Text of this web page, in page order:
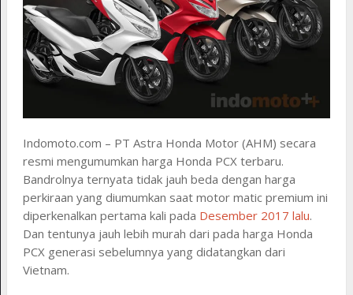
Indomoto.com – PT Astra Honda Motor (AHM) secara
resmi mengumumkan harga Honda PCX terbaru.
Bandrolnya ternyata tidak jauh beda dengan harga
perkiraan yang diumumkan saat motor matic premium ini
diperkenalkan pertama kali pada Desember 2017 lalu.
Dan tentunya jauh lebih murah dari pada harga Honda
PCX generasi sebelumnya yang didatangkan dari
Vietnam.